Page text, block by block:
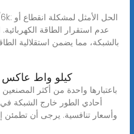
عدم استقرار الطاقة
بالشبكة، مما يضمن استقلالية
1 كيلو واط
باعتبارها واحدة من أكثر
أحادي الطور خارج الشبكة في